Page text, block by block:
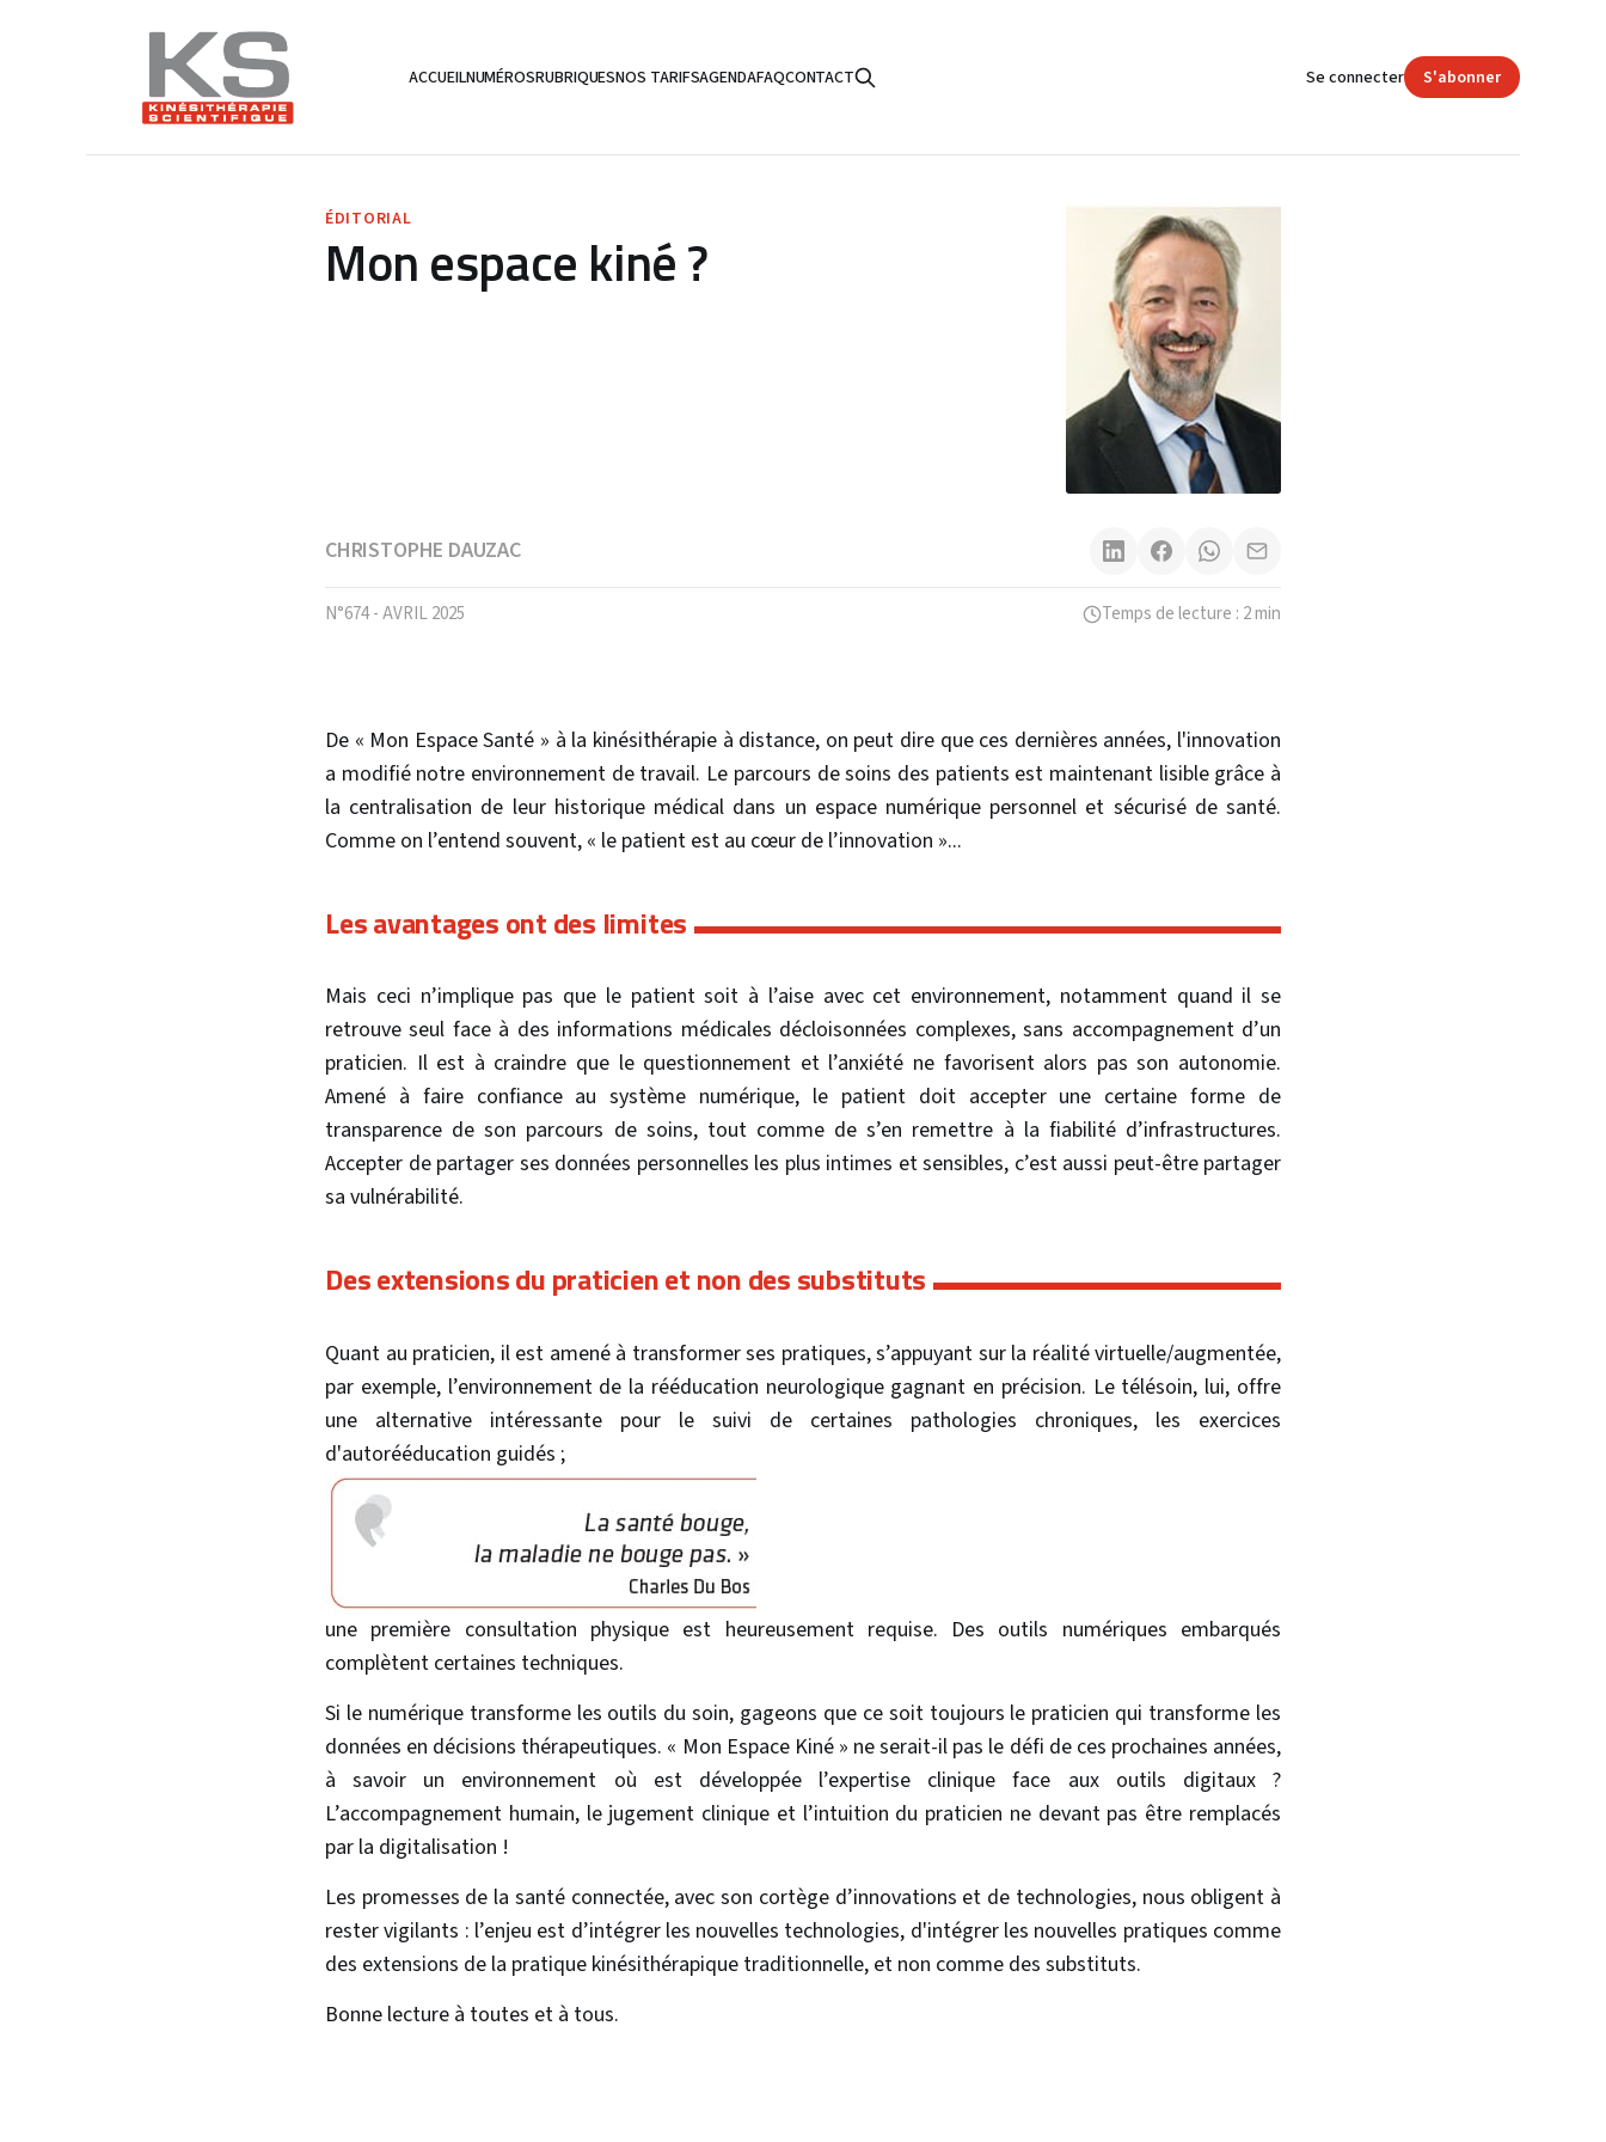
ACCUEILNUMÉROSRUBRIQUESNOS TARIFSAGENDAFAQCONTACT Se connecter S'abonner
ÉDITORIAL
Mon espace kiné ?
CHRISTOPHE DAUZAC
N°674 - AVRIL 2025 Temps de lecture : 2 min
De « Mon Espace Santé » à la kinésithérapie à distance, on peut dire que ces dernières années, l'innovation
a modifié notre environnement de travail. Le parcours de soins des patients est maintenant lisible grâce à
la centralisation de leur historique médical dans un espace numérique personnel et sécurisé de santé.
Comme on l’entend souvent, « le patient est au cœur de l’innovation »...
Les avantages ont des limites
Mais ceci n’implique pas que le patient soit à l’aise avec cet environnement, notamment quand il se
retrouve seul face à des informations médicales décloisonnées complexes, sans accompagnement d’un
praticien. Il est à craindre que le questionnement et l’anxiété ne favorisent alors pas son autonomie.
Amené à faire confiance au système numérique, le patient doit accepter une certaine forme de
transparence de son parcours de soins, tout comme de s’en remettre à la fiabilité d’infrastructures.
Accepter de partager ses données personnelles les plus intimes et sensibles, c’est aussi peut-être partager
sa vulnérabilité.
Des extensions du praticien et non des substituts
Quant au praticien, il est amené à transformer ses pratiques, s’appuyant sur la réalité virtuelle/augmentée,
par exemple, l’environnement de la rééducation neurologique gagnant en précision. Le télésoin, lui, offre
une alternative intéressante pour le suivi de certaines pathologies chroniques, les exercices
d'autorééducation guidés ;
une première consultation physique est heureusement requise. Des outils numériques embarqués
complètent certaines techniques.
Si le numérique transforme les outils du soin, gageons que ce soit toujours le praticien qui transforme les
données en décisions thérapeutiques. « Mon Espace Kiné » ne serait-il pas le défi de ces prochaines années,
à savoir un environnement où est développée l’expertise clinique face aux outils digitaux ?
L’accompagnement humain, le jugement clinique et l’intuition du praticien ne devant pas être remplacés
par la digitalisation !
Les promesses de la santé connectée, avec son cortège d’innovations et de technologies, nous obligent à
rester vigilants : l’enjeu est d’intégrer les nouvelles technologies, d'intégrer les nouvelles pratiques comme
des extensions de la pratique kinésithérapique traditionnelle, et non comme des substituts.
Bonne lecture à toutes et à tous.